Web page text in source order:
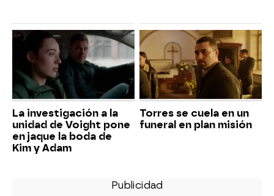
La investigación a la
unidad de Voight pone
en jaque la boda de
Kim y Adam
Torres se cuela en un
funeral en plan misión